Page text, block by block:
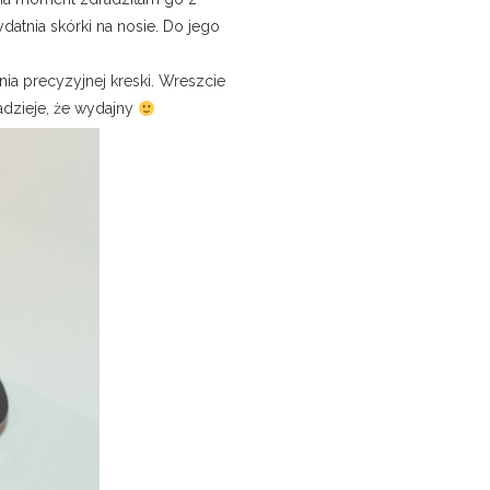
skórki na nosie. Do jego
precyzyjnej kreski. Wreszcie
że wydajny